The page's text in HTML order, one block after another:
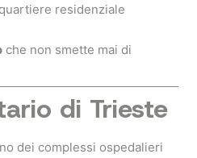
residenziale
che non smette mai di
di Trieste
dei complessi ospedalieri